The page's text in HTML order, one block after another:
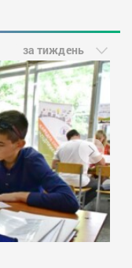
за тиждень